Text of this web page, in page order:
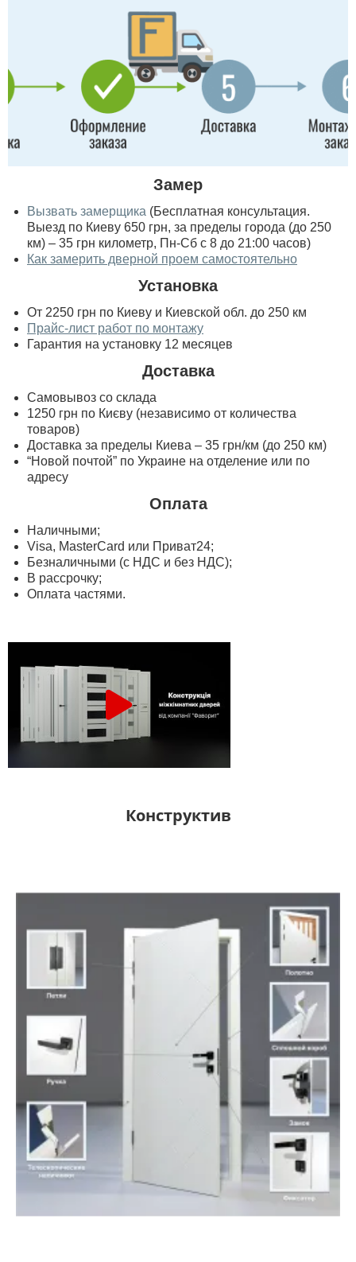
Замер
Вызвать замерщика (Бесплатная консультация.
Выезд по Киеву 650 грн, за пределы города (до 250
км) – 35 грн километр, Пн-Сб с 8 до 21:00 часов)
Как замерить дверной проем самостоятельно
Установка
От 2250 грн по Киеву и Киевской обл. до 250 км
Прайс-лист работ по монтажу
Гарантия на установку 12 месяцев
Доставка
Самовывоз со склада
1250 грн по Києву (независимо от количества
товаров)
Доставка за пределы Киева – 35 грн/км (до 250 км)
“Новой почтой” по Украине на отделение или по
адресу
Оплата
Наличными;
Visa, MasterСard или Приват24;
Безналичными (с НДС и без НДС);
В рассрочку;
Оплата частями.
Конструктив